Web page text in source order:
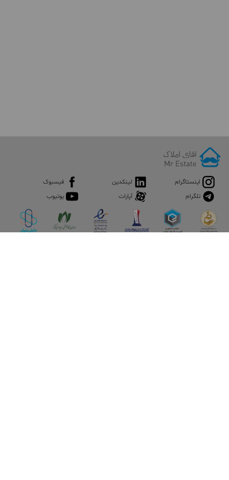
اینستاگرام لینکدین
فیسبوک
تلگرام
آپارات یوتیوب